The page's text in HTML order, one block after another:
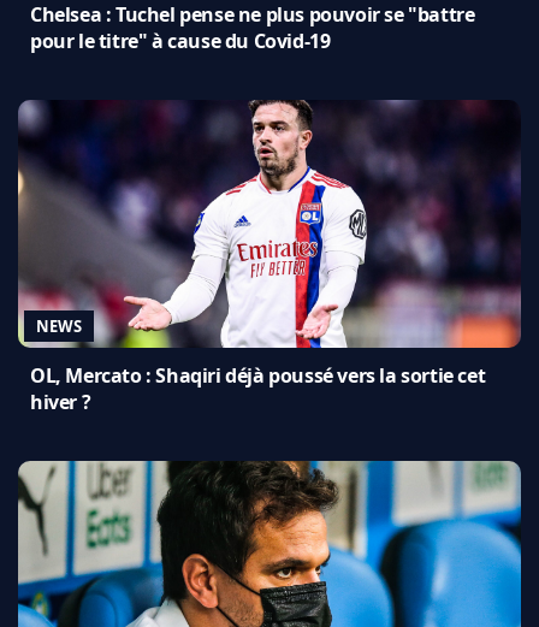
Chelsea : Tuchel pense ne plus pouvoir se "battre
pour le titre" à cause du Covid-19
NEWS
OL, Mercato : Shaqiri déjà poussé vers la sortie cet
hiver ?